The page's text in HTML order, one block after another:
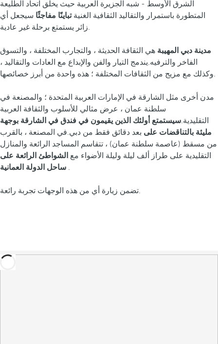
الشرق الأوسط - شبه الجزيرة العربية حيث يخلق اتحاد الطليعة
المتطورة باستمرار والتقاليد الثقافية الغنيةتباينًا مفاجئًا سيجعل أي
زائر يستمتع برحلة غير عادية.
مدينة دبي المهيبة هي الثقافة الحديثة ، والتجارب المختلفة ، والتسوق
الفاخر والترفيه.يندمج التيار والفن والإبداع مع العادات والتقاليد ،
وكذلك مع مزيج من الثقافات المختلفة ؛ هذه واحدة من أبرز خصائصها.
مدن أخرى مثل الشارقة في الإمارات العربية المتحدة ؛ والمصنعة في
سلطنة عمان ، عرض مثالي للأسلوب والثقافة العربية
التقليدية.سيستمتع أولئك الذين يقيمون في فندق في الشارقة بوجهة
مليئة بالتناقضات على بعد دقائق فقط من دبي.في المصنعة ، بالقرب
من مسقط (عاصمة سلطنة عمان) ، تتقاسم المساجد الرائعة والمنازل
التقليدية على طراز ألف ليلة وليلة الأضواء مع الشواطئ الرائعة على
ساحل الدولة العمانية .
تضمن زيارة أي من هذه الوجهات تجربة رائعة.